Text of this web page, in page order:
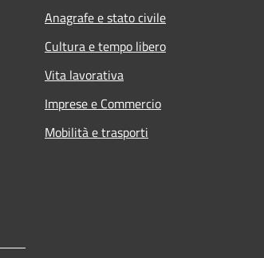
Anagrafe e stato civile
Cultura e tempo libero
Vita lavorativa
Imprese e Commercio
Mobilità e trasporti